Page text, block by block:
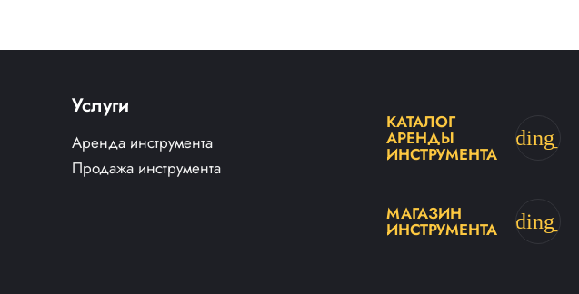
Услуги
Аренда инструмента
Продажа инструмента
КАТАЛОГ
АРЕНДЫ
ИНСТРУМЕНТА
МАГАЗИН
ИНСТРУМЕНТА